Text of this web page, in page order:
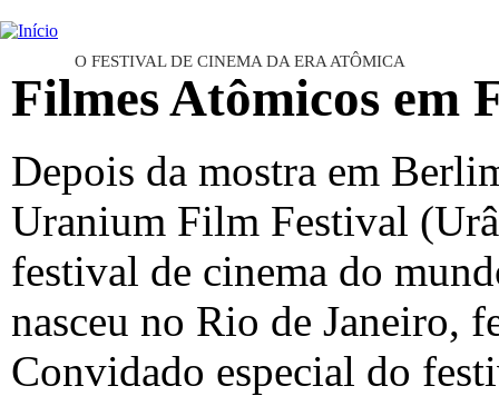
O FESTIVAL DE CINEMA DA ERA ATÔMICA
Filmes Atômicos em
Depois da mostra em
Uranium Film Festival
festival de cinema do
nasceu no Rio de Janeiro,
Convidado especial do